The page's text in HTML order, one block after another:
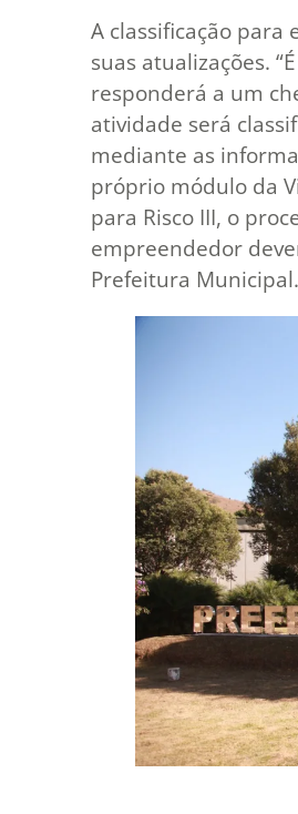
A classificação para
suas atualizações.
responderá a um
atividade será
mediante as
próprio módulo da
para Risco III, o
empreendedor
Prefeitura Municipal.